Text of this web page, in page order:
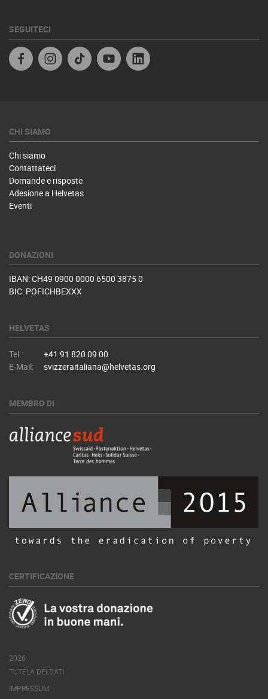
SEGUITECI
Facebook ITInstagramTikTok Youtube
CHI SIAMO
Chi siamo
Contattateci
Domande e risposte
Adesione a Helvetas
Eventi
DONAZIONI
IBAN: CH49 0900 0000 6500 3875 0
BIC: POFICHBEXXX
HELVETAS
Tel.:
+41 91 820 09 00
E-Mail:
svizzeraitaliana@helvetas.org
MEMBRO DI
CERTIFICAZIONE
2026
TUTELA DEI DATI
IMPRESSUM